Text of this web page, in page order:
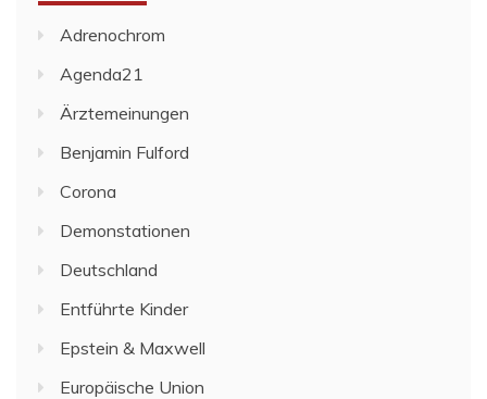
Adrenochrom
Agenda21
Ärztemeinungen
Benjamin Fulford
Corona
Demonstationen
Deutschland
Entführte Kinder
Epstein & Maxwell
Europäische Union